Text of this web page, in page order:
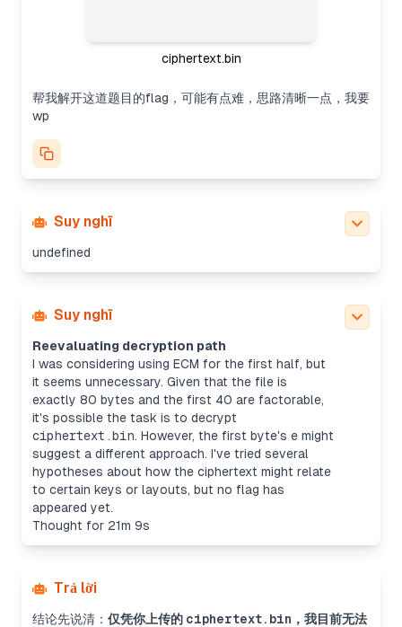
ciphertext.bin
帮我解开这道题目的flag，可能有点难，思路清晰一点，我要
wp
Suy nghĩ
undefined
Suy nghĩ
Reevaluating decryption path
I was considering using ECM for the first half, but
it seems unnecessary. Given that the file is
exactly 80 bytes and the first 40 are factorable,
it's possible the task is to decrypt
ciphertext.bin. However, the first byte's e might
suggest a different approach. I've tried several
hypotheses about how the ciphertext might relate
to certain keys or layouts, but no flag has
appeared yet.
Thought for 21m 9s
Trả lời
结论先说清： 仅凭你上传的 ciphertext.bin ，我目前无法